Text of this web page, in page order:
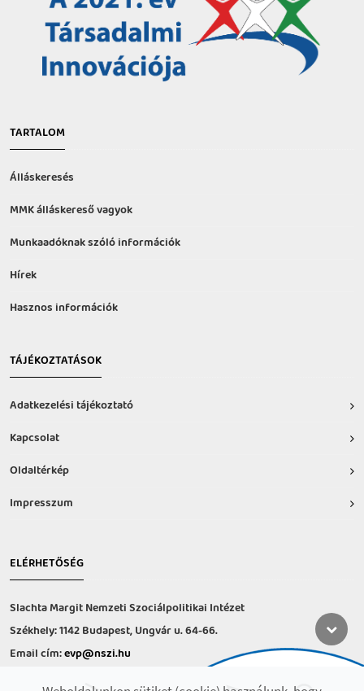
TARTALOM
Álláskeresés
MMK álláskereső vagyok
Munkaadóknak szóló információk
Hírek
Hasznos információk
TÁJÉKOZTATÁSOK
Adatkezelési tájékoztató
Kapcsolat
Oldaltérkép
Impresszum
ELÉRHETŐSÉG
Slachta Margit Nemzeti Szociálpolitikai Intézet
Székhely: 1142 Budapest, Ungvár u. 64-66.
Email cím:evp@nszi.hu